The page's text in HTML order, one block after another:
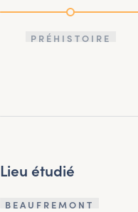
PRÉHISTOIRE
Lieu étudié
BEAUFREMONT